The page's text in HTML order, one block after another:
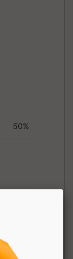
50%